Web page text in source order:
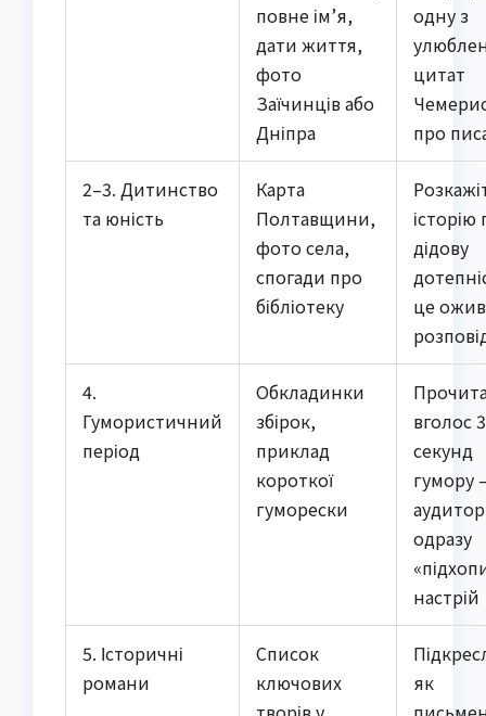
повне ім’я,
дати життя,
фото
Заїчинців або
Дніпра
одну з
цитат
про
2–3. Дитинство
та юність
Карта
Полтавщини,
фото села,
спогади про
бібліотеку
історію
дідову
це
4.
Гумористичний
період
Обкладинки
збірок,
приклад
короткої
гуморески
вголос
секунд
гумору
одразу
настрій
5. Історичні
романи
Список
ключових
як